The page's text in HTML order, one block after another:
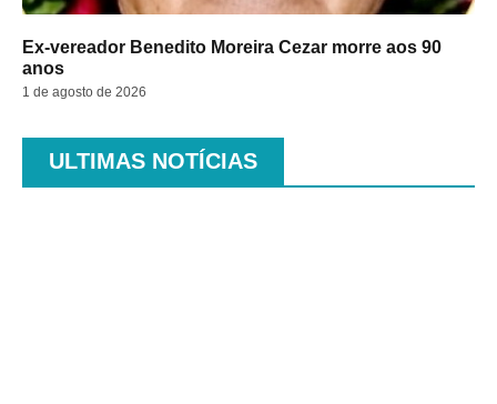
Ex-vereador Benedito Moreira Cezar morre aos 90
anos
1 de agosto de 2026
ULTIMAS NOTÍCIAS